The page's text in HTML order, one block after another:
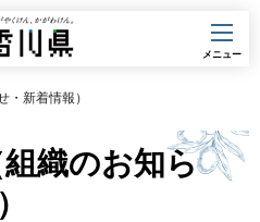
川県
メニュー
・新着情報）
織のお知ら